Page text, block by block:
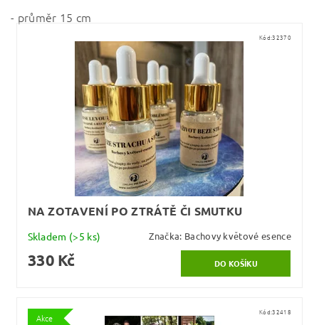
- průměr 15 cm
Kód:32370
NA ZOTAVENÍ PO ZTRÁTĚ ČI SMUTKU
Skladem (>5 ks) Značka: Bachovy květové esence
330 Kč
Akce
Kód:32418